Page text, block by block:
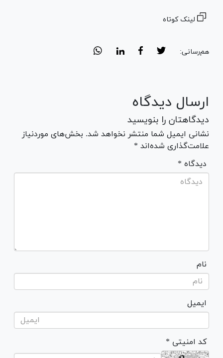
لینک کوتاه
هم‌رسانی:
ارسال دیدگاه
دیدگاهتان را بنویسید
نشانی ایمیل شما منتشر نخواهد شد. بخش‌های موردنیاز
علامت‌گذاری شده‌اند *
* دیدگاه
نام
ایمیل
* کد امنیتی